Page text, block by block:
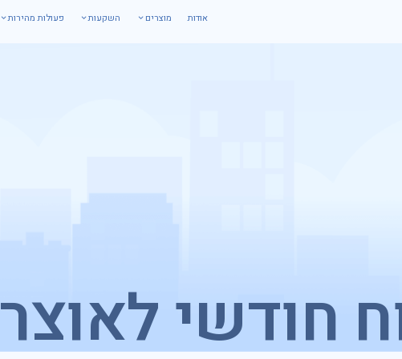
אודות מוצרים השקעות פעולות מהירות
חודשי לאוצר